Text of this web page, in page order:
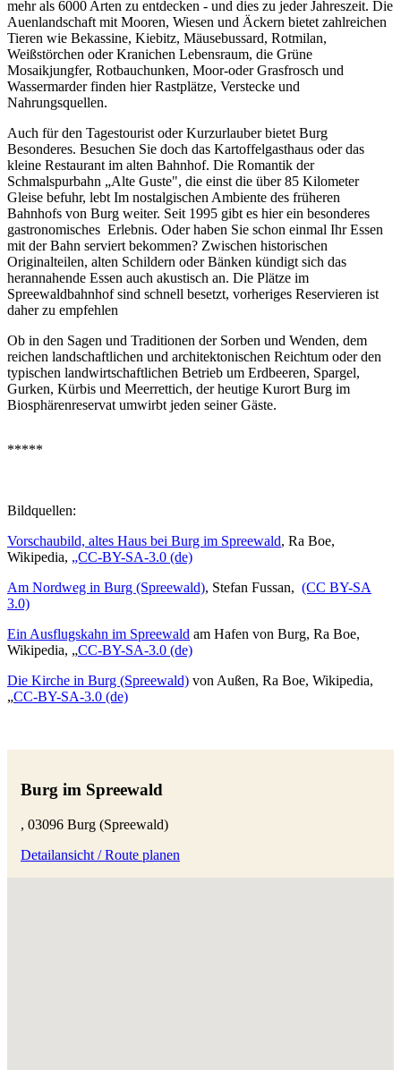
mehr als 6000 Arten zu entdecken - und dies zu jeder Jahreszeit. Die
Auenlandschaft mit Mooren, Wiesen und Äckern bietet zahlreichen
Tieren wie Bekassine, Kiebitz, Mäusebussard, Rotmilan,
Weißstörchen oder Kranichen Lebensraum, die Grüne
Mosaikjungfer, Rotbauchunken, Moor-oder Grasfrosch und
Wassermarder finden hier Rastplätze, Verstecke und
Nahrungsquellen.
Auch für den Tagestourist oder Kurzurlauber bietet Burg
Besonderes. Besuchen Sie doch das Kartoffelgasthaus oder das
kleine Restaurant im alten Bahnhof. Die Romantik der
Schmalspurbahn „Alte Guste", die einst die über 85 Kilometer
Gleise befuhr, lebt Im nostalgischen Ambiente des früheren
Bahnhofs von Burg weiter. Seit 1995 gibt es hier ein besonderes
gastronomisches Erlebnis. Oder haben Sie schon einmal Ihr Essen
mit der Bahn serviert bekommen? Zwischen historischen
Originalteilen, alten Schildern oder Bänken kündigt sich das
herannahende Essen auch akustisch an. Die Plätze im
Spreewaldbahnhof sind schnell besetzt, vorheriges Reservieren ist
daher zu empfehlen
Ob in den Sagen und Traditionen der Sorben und Wenden, dem
reichen landschaftlichen und architektonischen Reichtum oder den
typischen landwirtschaftlichen Betrieb um Erdbeeren, Spargel,
Gurken, Kürbis und Meerrettich, der heutige Kurort Burg im
Biosphärenreservat umwirbt jeden seiner Gäste.
*****
Bildquellen:
Vorschaubild, altes Haus bei Burg im Spreewald, Ra Boe,
Wikipedia, „CC-BY-SA-3.0 (de)
Am Nordweg in Burg (Spreewald), Stefan Fussan, (CC BY-SA
3.0)
Ein Ausflugskahn im Spreewald am Hafen von Burg, Ra Boe,
Wikipedia, „CC-BY-SA-3.0 (de)
Die Kirche in Burg (Spreewald) von Außen, Ra Boe, Wikipedia,
„CC-BY-SA-3.0 (de)
Burg im Spreewald
, 03096 Burg (Spreewald)
Detailansicht / Route planen